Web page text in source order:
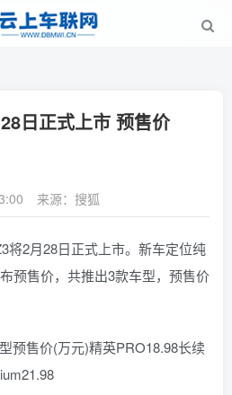
日正式上市 预售价
来源：搜狐
将2月28日正式上市。新车定位纯
预售价，共推出3款车型，预售价
预售价(万元)精英PRO18.98长续